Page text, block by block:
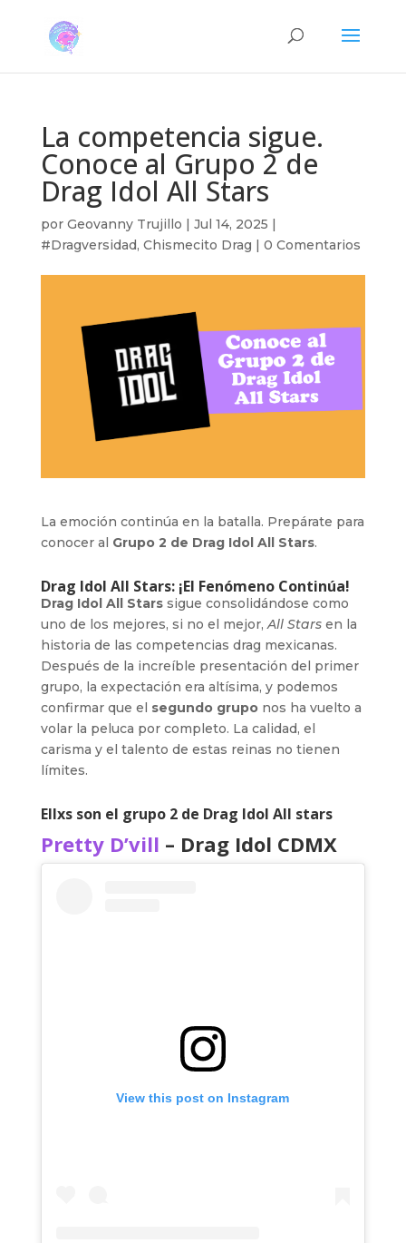
La competencia sigue.
Conoce al Grupo 2 de
Drag Idol All Stars
por Geovanny Trujillo | Jul 14, 2025 |
#Dragversidad, Chismecito Drag | 0 Comentarios
La emoción continúa en la batalla. Prepárate para
conocer al Grupo 2 de Drag Idol All Stars.
Drag Idol All Stars: ¡El Fenómeno Continúa!
Drag Idol All Starssigue consolidándose como
uno de los mejores, si no el mejor,All Starsen la
historia de las competencias drag mexicanas.
Después de la increíble presentación del primer
grupo, la expectación era altísima, y podemos
confirmar que el segundo gruponos ha vuelto a
volar la peluca por completo. La calidad, el
carisma y el talento de estas reinas no tienen
límites.
Ellxs son el grupo 2 de Drag Idol All stars
Pretty D’vill – Drag Idol CDMX
View this post on Instagram